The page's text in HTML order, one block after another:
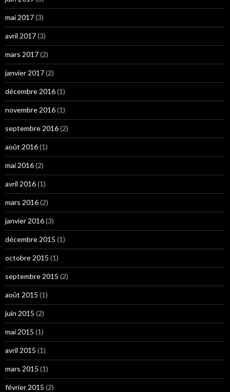
mai 2017(3)
avril 2017(3)
mars 2017(2)
janvier 2017(2)
décembre 2016(1)
novembre 2016(1)
septembre 2016(2)
août 2016(1)
mai 2016(2)
avril 2016(1)
mars 2016(2)
janvier 2016(3)
décembre 2015 (1)
octobre 2015 (1)
septembre 2015 (2)
août 2015 (1)
juin 2015 (2)
mai 2015 (1)
avril 2015 (1)
mars 2015 (1)
février 2015 (2)